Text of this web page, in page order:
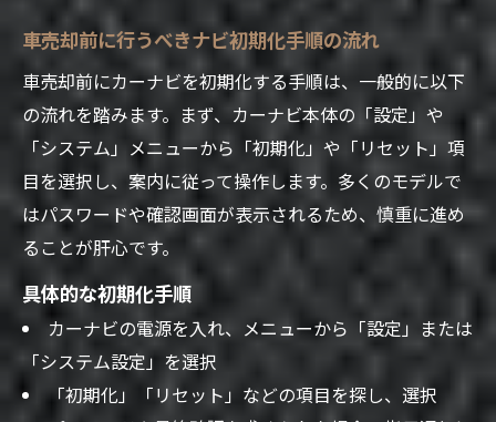
車売却前に行うべきナビ初期化手順の流れ
車売却前にカーナビを初期化する手順は、一般的に以下
の流れを踏みます。まず、カーナビ本体の「設定」や
「システム」メニューから「初期化」や「リセット」項
目を選択し、案内に従って操作します。多くのモデルで
はパスワードや確認画面が表示されるため、慎重に進め
ることが肝心です。
具体的な初期化手順
カーナビの電源を入れ、メニューから「設定」または
「システム設定」を選択
「初期化」「リセット」などの項目を探し、選択